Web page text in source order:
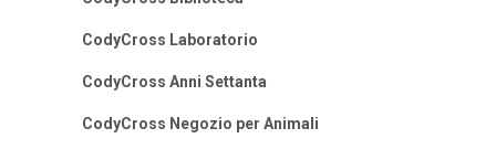
CodyCross Laboratorio
CodyCross Anni Settanta
CodyCross Negozio per Animali